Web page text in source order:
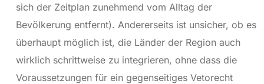
sich der Zeitplan zunehmend vom Alltag der
Bevölkerung entfernt). Andererseits ist unsicher, ob es
überhaupt möglich ist, die Länder der Region auch
wirklich schrittweise zu integrieren, ohne dass die
Voraussetzungen für ein gegenseitiges Vetorecht